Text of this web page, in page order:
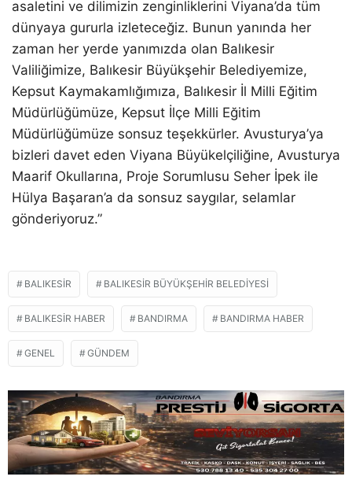
asaletini ve dilimizin zenginliklerini Viyana’da tüm
dünyaya gururla izleteceğiz. Bunun yanında her
zaman her yerde yanımızda olan Balıkesir
Valiliğimize, Balıkesir Büyükşehir Belediyemize,
Kepsut Kaymakamlığımıza, Balıkesir İl Milli Eğitim
Müdürlüğümüze, Kepsut İlçe Milli Eğitim
Müdürlüğümüze sonsuz teşekkürler. Avusturya’ya
bizleri davet eden Viyana Büyükelçiliğine, Avusturya
Maarif Okullarına, Proje Sorumlusu Seher İpek ile
Hülya Başaran’a da sonsuz saygılar, selamlar
gönderiyoruz.”
BALIKESIR BALIKESIR BÜYÜKŞEHIR BELEDIYESI
BALIKESIR HABER BANDIRMA BANDIRMA HABER
GENEL GÜNDEM